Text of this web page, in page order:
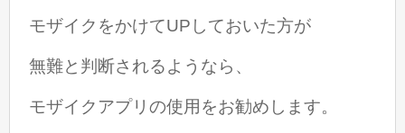
モザイクをかけてUPしておいた方が
無難と判断されるようなら、
モザイクアプリの使用をお勧めします。